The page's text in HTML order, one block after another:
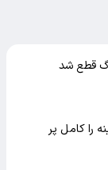
قطع شد
را کامل پر